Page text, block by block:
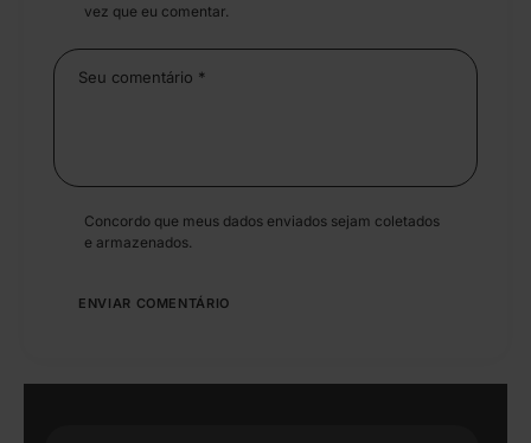
vez que eu comentar.
Concordo que meus dados enviados sejam coletados
e armazenados.